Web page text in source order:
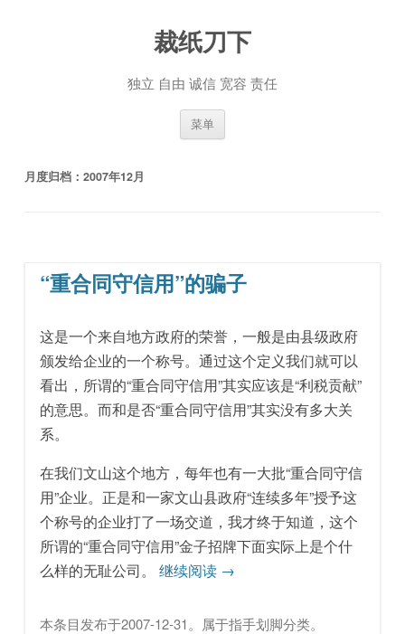
裁纸刀下
独立 自由 诚信 宽容 责任
菜单
月度归档：2007年12月
“重合同守信用”的骗子
这是一个来自地方政府的荣誉，一般是由县级政府
颁发给企业的一个称号。通过这个定义我们就可以
看出，所谓的“重合同守信用”其实应该是“利税贡献”
的意思。而和是否“重合同守信用”其实没有多大关
系。
在我们文山这个地方，每年也有一大批“重合同守信
用”企业。正是和一家文山县政府“连续多年”授予这
个称号的企业打了一场交道，我才终于知道，这个
所谓的“重合同守信用”金子招牌下面实际上是个什
么样的无耻公司。继续阅读 →
本条目发布于2007-12-31 。属于指手划脚分类。